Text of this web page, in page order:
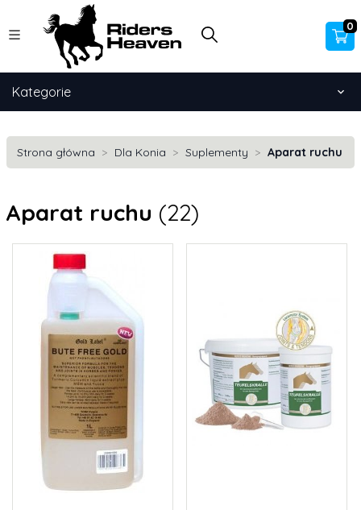
0
Kategorie
Strona główna Dla Konia Suplementy Aparat ruchu
Aparat ruchu (22)